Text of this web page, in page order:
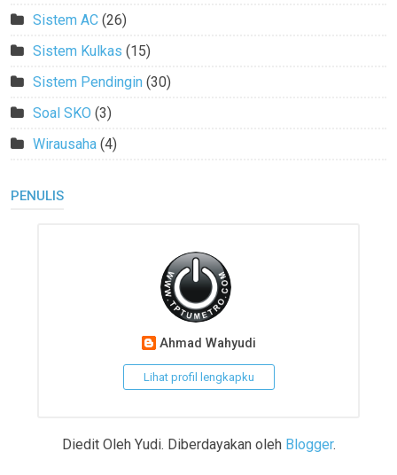
Sistem AC (26)
Sistem Kulkas (15)
Sistem Pendingin (30)
Soal SKO (3)
Wirausaha (4)
PENULIS
Ahmad Wahyudi
Lihat profil lengkapku
Diedit Oleh Yudi. Diberdayakan oleh Blogger.